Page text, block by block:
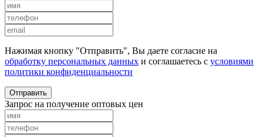
Нажимая кнопку "Отправить", Вы даете согласие на
обработку персональных данных и соглашаетесь с условиями
политики конфиденциальности
Отправить
Запрос на получение оптовых цен